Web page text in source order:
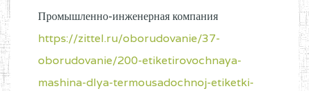
Промышленно-инженерная компания
https://zittel.ru/oborudovanie/37-
oborudovanie/200-etiketirovochnaya-
mashina-dlya-termousadochnoj-etiketki-